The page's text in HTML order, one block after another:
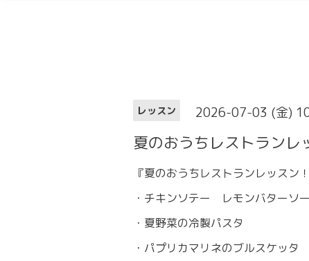
レッスン 2026-07-03 (金)
夏のおうちレストラン
『夏のおうちレストランレッス
・チキンソテー レモンバターソ
・夏野菜の冷製パスタ
・パプリカマリネのブルスケッタ